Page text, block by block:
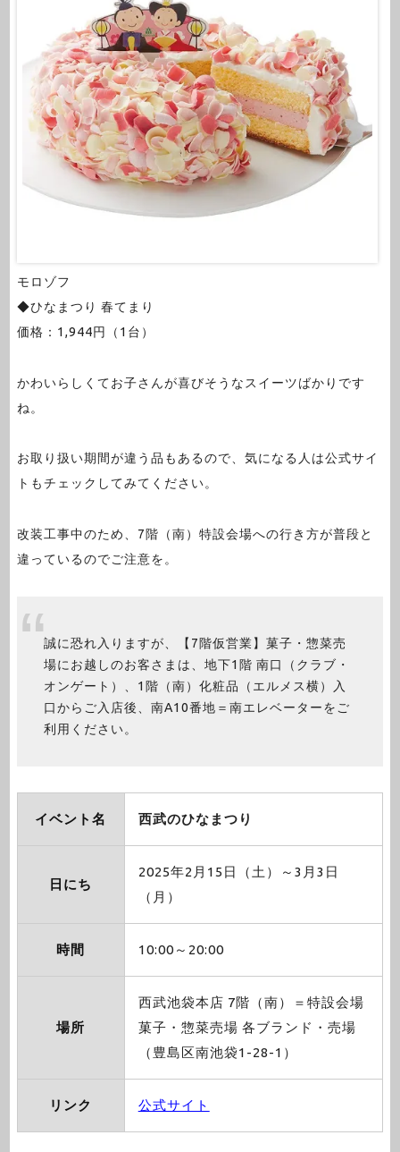
モロゾフ
◆ひなまつり 春てまり
価格：1,944円（1台）
かわいらしくてお子さんが喜びそうなスイーツばかりです
ね。
お取り扱い期間が違う品もあるので、気になる人は公式サイ
トもチェックしてみてください。
改装工事中のため、7階（南）特設会場への行き方が普段と
違っているのでご注意を。
誠に恐れ入りますが、【7階仮営業】菓子・惣菜売
場にお越しのお客さまは、地下1階 南口（クラブ・
オンゲート）、1階（南）化粧品（エルメス横）入
口からご入店後、南A10番地＝南エレベーターをご
利用ください。
イベント名 西武のひなまつり
日にち
2025年2月15日（土）～3月3日
（月）
時間 10:00～20:00
場所
西武池袋本店 7階（南）＝特設会場
菓子・惣菜売場 各ブランド・売場
（豊島区南池袋1-28-1）
リンク 公式サイト